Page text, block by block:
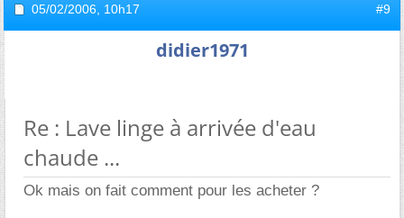
05/02/2006, 10h17 #9
didier1971
Re : Lave linge à arrivée d'eau
chaude ...
Ok mais on fait comment pour les acheter ?